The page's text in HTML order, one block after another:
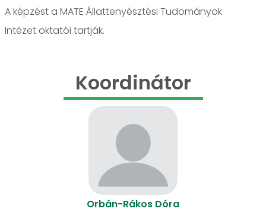
A képzést a MATE Állattenyésztési Tudományok
Intézet oktatói tartják.
Koordinátor
Orbán-Rákos Dóra